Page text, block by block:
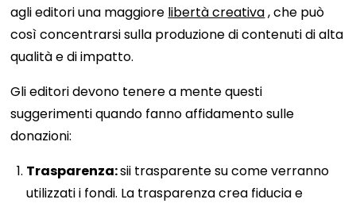
agli editori una maggiore libertà creativa, che può
così concentrarsi sulla produzione di contenuti di alta
qualità e di impatto.
Gli editori devono tenere a mente questi
suggerimenti quando fanno affidamento sulle
donazioni:
Trasparenza:sii trasparente su come verranno
utilizzati i fondi. La trasparenza crea fiducia e